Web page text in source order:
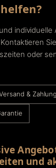
individuelle
oder
& Zahlung
und